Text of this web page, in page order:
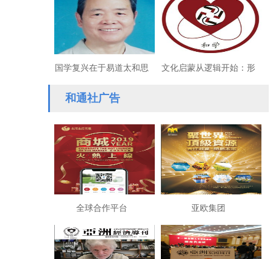
破解 持续深入
国学复兴在于易道太和思
想的现代化与全球化
文化启蒙从逻辑开始：形
和通社广告
全球合作平台 亚欧集团